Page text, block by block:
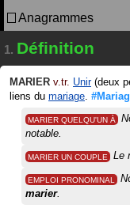
Anagrammes
1. Définition
MARIER v.tr. Unir(deux
liens du mariage.
MARIER QUELQU'UN À
notable.
MARIER UN COUPLE Le
EMPLOI PRONOMINAL
marier.